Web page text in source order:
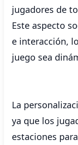
jugadores de
Este aspecto
e interacción,
juego sea
La
ya que los
estaciones